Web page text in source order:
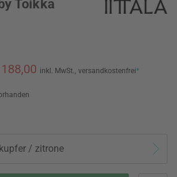
Toikka
inkl. MwSt., versandkostenfrei*
/ zitrone